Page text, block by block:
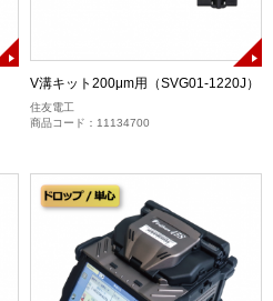
V溝キット200μm用（SVG01-1220J）
住友電工
商品コード：11134700